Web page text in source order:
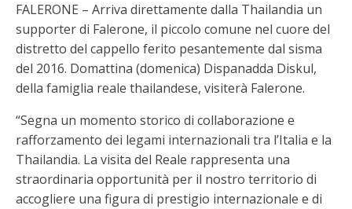
FALERONE – Arriva direttamente dalla Thailandia un
supporter di Falerone, il piccolo comune nel cuore del
distretto del cappello ferito pesantemente dal sisma
del 2016. Domattina (domenica) Dispanadda Diskul,
della famiglia reale thailandese, visiterà Falerone.
“Segna un momento storico di collaborazione e
rafforzamento dei legami internazionali tra l’Italia e la
Thailandia. La visita del Reale rappresenta una
straordinaria opportunità per il nostro territorio di
accogliere una figura di prestigio internazionale e di